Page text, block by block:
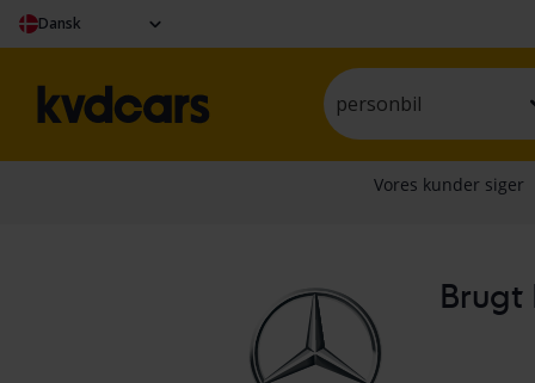
Dansk
personbil
Brugt